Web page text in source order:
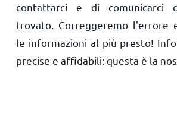
contattarci e di comunicarci
trovato. Correggeremo l'errore
le informazioni al più presto!
precise e affidabili: questa è la